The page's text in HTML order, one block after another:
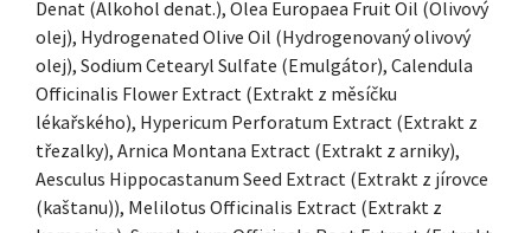
Denat (Alkohol denat.), Olea Europaea Fruit Oil (Olivový
olej), Hydrogenated Olive Oil (Hydrogenovaný olivový
olej), Sodium Cetearyl Sulfate (Emulgátor), Calendula
Officinalis Flower Extract (Extrakt z měsíčku
lékařského), Hypericum Perforatum Extract (Extrakt z
třezalky), Arnica Montana Extract (Extrakt z arniky),
Aesculus Hippocastanum Seed Extract (Extrakt z jírovce
(kaštanu)), Melilotus Officinalis Extract (Extrakt z